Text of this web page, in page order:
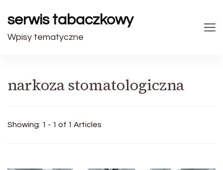
serwis tabaczkowy
Wpisy tematyczne
narkoza stomatologiczna
Showing: 1 - 1 of 1 Articles